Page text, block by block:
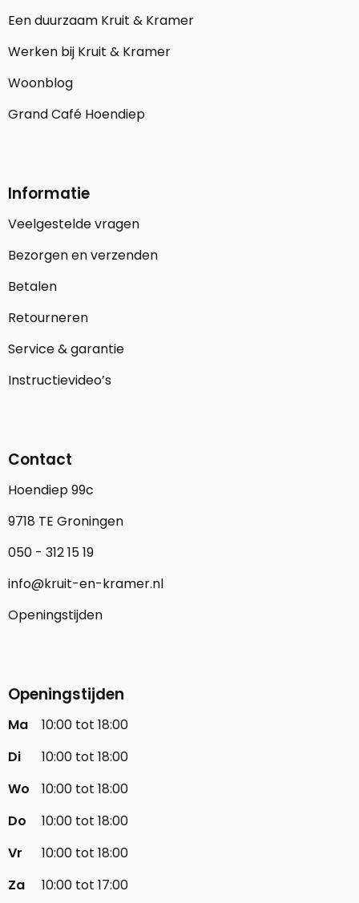
Een duurzaam Kruit & Kramer
Werken bij Kruit & Kramer
Woonblog
Grand Café Hoendiep
Informatie
Veelgestelde vragen
Bezorgen en verzenden
Betalen
Retourneren
Service & garantie
Instructievideo’s
Contact
Hoendiep 99c
9718 TE Groningen
050 - 312 15 19
info@kruit-en-kramer.nl
Openingstijden
Openingstijden
Ma
10:00 tot 18:00
Di
10:00 tot 18:00
Wo
10:00 tot 18:00
Do
10:00 tot 18:00
Vr
10:00 tot 18:00
Za
10:00 tot 17:00